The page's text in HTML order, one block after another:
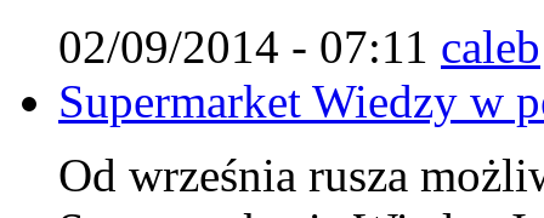
02/09/2014 - 07:11 caleb
Supermarket Wiedzy w
Od września rusza